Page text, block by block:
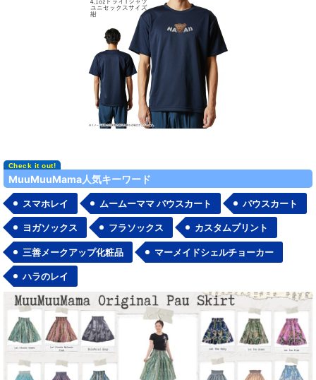
MuuMuuMama人気キーワード
スマホレイ ムームーママ パウスカート パウスカート
ヨガソックス フラソックス カスタムプリント
三善メークアップ化粧品 マーメイドシェルチョーカー
ハラのレイ